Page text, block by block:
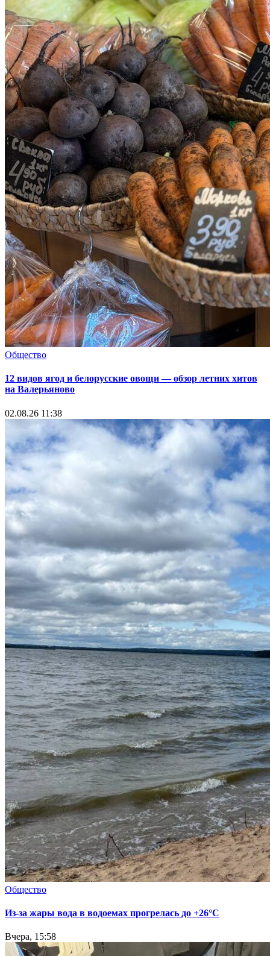
Общество
12 видов ягод и белорусские овощи — обзор летних хитов
на Валерьяново
02.08.26 11:38
Общество
Из-за жары вода в водоемах прогрелась до +26°C
Вчера, 15:58